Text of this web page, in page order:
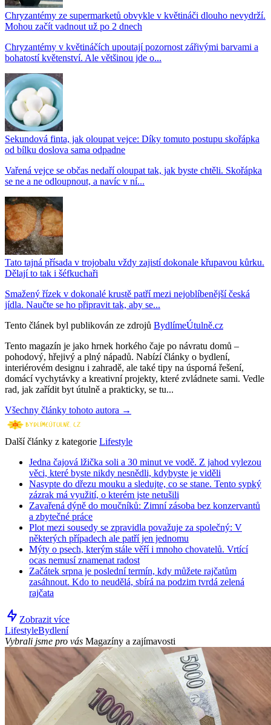
Chryzantémy ze supermarketů obvykle v květináči dlouho nevydrží.
Mohou začít vadnout už po 2 dnech
Chryzantémy v květináčích upoutají pozornost zářivými barvami a
bohatostí květenství. Ale většinou jde o...
Sekundová finta, jak oloupat vejce: Díky tomuto postupu skořápka
od bílku doslova sama odpadne
Vařená vejce se občas nedaří oloupat tak, jak byste chtěli. Skořápka
se ne a ne odloupnout, a navíc v ní...
Tato tajná přísada v trojobalu vždy zajistí dokonale křupavou kůrku.
Dělají to tak i šéfkuchaři
Smažený řízek v dokonalé krustě patří mezi nejoblíbenější česká
jídla. Naučte se ho připravit tak, aby se...
Tento článek byl publikován ze zdrojů BydlímeÚtulně.cz
Tento magazín je jako hrnek horkého čaje po návratu domů –
pohodový, hřejivý a plný nápadů. Nabízí články o bydlení,
interiérovém designu i zahradě, ale také tipy na úsporná řešení,
domácí vychytávky a kreativní projekty, které zvládnete sami. Vedle
rad, jak zařídit byt útulně a prakticky, se tu...
Všechny články tohoto autora →
Další články z kategorie Lifestyle
Jedna čajová lžička soli a 30 minut ve vodě. Z jahod vylezou
věci, které byste nikdy nesnědli, kdybyste je viděli
Nasypte do dřezu mouku a sledujte, co se stane. Tento sypký
zázrak má využití, o kterém jste netušili
Zavařená dýně do moučníků: Zimní zásoba bez konzervantů
a zbytečné práce
Plot mezi sousedy se zpravidla považuje za společný: V
některých případech ale patří jen jednomu
Mýty o psech, kterým stále věří i mnoho chovatelů. Vrtící
ocas nemusí znamenat radost
Začátek srpna je poslední termín, kdy můžete rajčatům
zasáhnout. Kdo to neudělá, sbírá na podzim tvrdá zelená
rajčata
Zobrazit více
LifestyleBydlení
Vybrali jsme pro vás Magazíny a zajímavosti